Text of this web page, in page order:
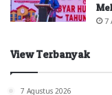
7
View Terbanyak
7 Agustus 2026